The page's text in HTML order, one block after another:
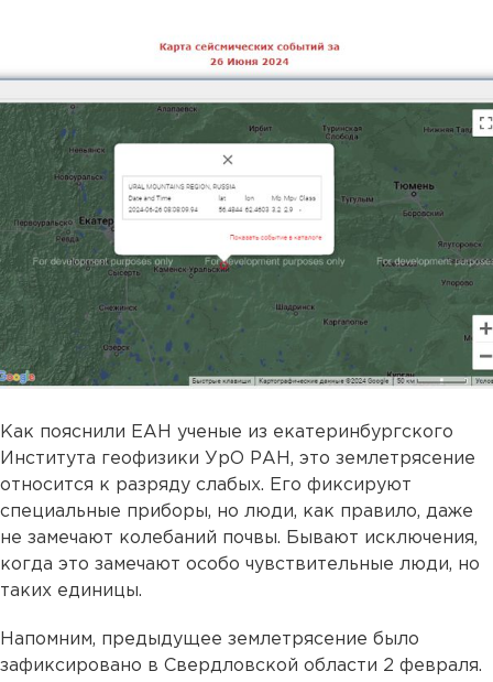
Как пояснили ЕАН ученые из екатеринбургского
Института геофизики УрО РАН, это землетрясение
относится к разряду слабых. Его фиксируют
специальные приборы, но люди, как правило, даже
не замечают колебаний почвы. Бывают исключения,
когда это замечают особо чувствительные люди, но
таких единицы.
Напомним, предыдущее землетрясение было
зафиксировано в Свердловской области 2 февраля.